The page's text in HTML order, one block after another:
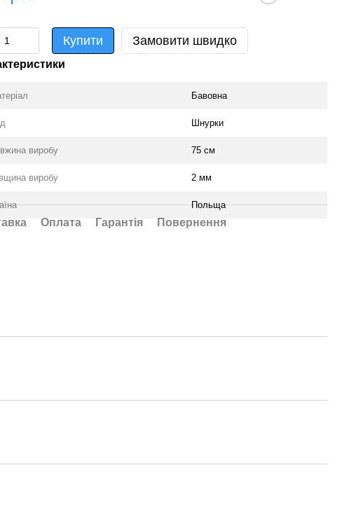
Купити Замовити швидко
Бавовна
Шнурки
виробу 75 см
виробу 2 мм
Польща
Оплата Гарантія Повернення